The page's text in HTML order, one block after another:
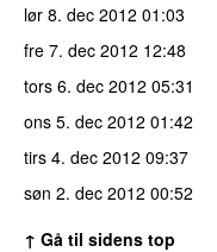
lør 8. dec 2012 01:03
fre 7. dec 2012 12:48
tors 6. dec 2012 05:31
ons 5. dec 2012 01:42
tirs 4. dec 2012 09:37
søn 2. dec 2012 00:52
↑ Gå til sidens top